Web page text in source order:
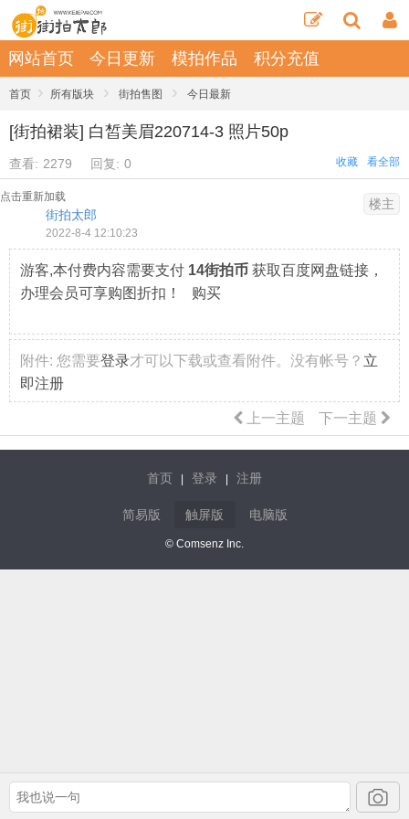
网站首页 今日更新 模拍作品 积分充值
首页 › 所有版块 › 街拍售图 › 今日最新
[街拍裙装] 白皙美眉220714-3 照片50p
查看: 2279 回复: 0 看全部
收藏
点击重新加载
街拍太郎
2022-8-4 12:10:23
楼主
游客,本付费内容需要支付 14街拍币 获取百度网盘链接，
办理会员可享购图折扣！ 购买
附件: 您需要登录才可以下载或查看附件。没有帐号？ 立
即注册
下一主题
上一主题
首页 登录 注册
简易版 触屏版 电脑版
© Comsenz Inc.